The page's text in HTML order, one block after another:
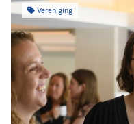
Vereniging